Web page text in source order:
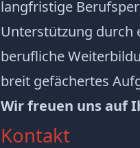
langfristige
Unterstützung durch
berufliche
breit gefächertes
Wir freuen uns auf
Kontakt